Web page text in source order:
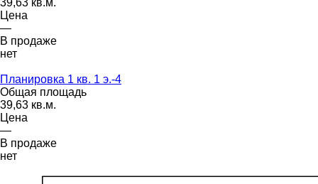
Цена
—
В продаже
нет
Планировка 1 кв. 1 э.-4
Общая площадь
39,63 кв.м.
Цена
—
В продаже
нет